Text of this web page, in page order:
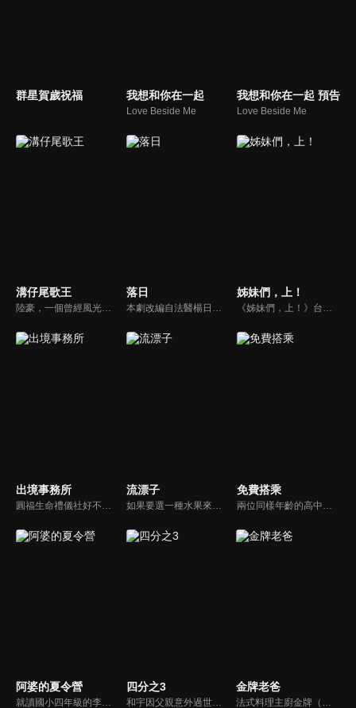
群星賀歲祝福 我想和你在一起
Love Beside Me
我想和你在一起 預告
Love Beside Me
溝仔尾歌王
陸豪，一個曾經風光但現在落魄返鄉的失意歌王，不得志的抑鬱及妻子的離開讓他成了酒鬼，但內心仍是個極為疼愛子女的父親。他的女兒紅紅因為害怕再失去親人，努力維繫著家庭；兒子陸江江厭惡父親讓自己在眾人面前抬不起頭，卻又無法完全割捨親情。
落日
本劇改編自法醫楊日松先生一生所遭遇的真實案件。敘述終身奉獻台灣法醫志業、不求名利但求正義的法醫楊百川(劇中名)，及其從事於第一線法網工作的摯友、長官及學生，所共同面臨的刑事案件挑戰，是一部題材特殊且富社會意義的傳記式警匪推理劇集。
姊妹們，上！
《姊妹們，上！》台劇線上看。一場棒球賽，展現女人永不放棄的韌性！阿曼達回到父親生前的工廠，副廠長早已帶著幹部離開，剩下女工作業員們接一些零星的工作撐著。銀行稽查員來，才知道工廠面臨拍賣危機，完全沒有業務經驗的阿曼達與組長阿鳳，開始著她們的冒險與挑戰…
出境事務所 流漂子 免費搭乘
阿婆的夏令營
就讀國小四年級的李軒，對快到的暑假有很多美好想法，沒想到放暑假前一天，爸爸被派到外地、媽媽出差，爸爸只好半哄半騙帶李軒回花蓮老家。因為跟阿婆非常不熟，再加上阿婆家都是他討厭的藥草味，又沒有電動和網路，又一直逼他做家事、吃青菜，於是李軒一心想要逃離阿婆家、逃離這個變成惡夢的暑假！
四分之3
和宇因父親意外過世而回到家鄉，面臨被迫接手的賣菜車生意，以及因跛腳而過度保護他的母親，頓時讓和宇的世界瞬間崩塌，陷入絕望。就在此時，和宇遇見駐村藝術家玟萱，第一個不把自己跛腳當回事的女孩，還約跛腳的自己去騎單車，她在和宇混亂的世界裡，開了一扇窗，並協助他重新理解所謂的家庭。
金牌老爸
法式料理主廚金牌（屈中恆）與好友吳誠信（卜學亮）合開法式餐廳，不料，因資金週轉不良，誠信不告而別，金牌面臨積欠員工薪水及房租壓力，只得放棄苦心經營半年的餐廳，帶著妻女回家投靠母親（方芳）。精通料理卻對經營理財一竅不通的他，重新尋找工作卻處處碰壁，他的創業理想真能實現嗎？